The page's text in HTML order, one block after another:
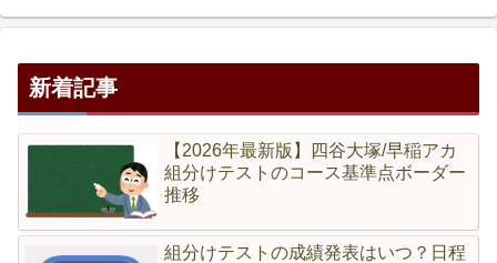
新着記事
【2026年最新版】四谷大塚/早稲アカ
組分けテストのコース基準点ボーダー
推移
組分けテストの成績発表はいつ？日程